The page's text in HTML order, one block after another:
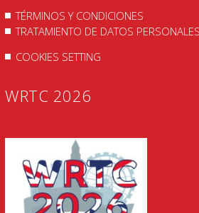
TÉRMINOS Y CONDICIONES
TRATAMIENTO DE DATOS PERSONALES
COOKIES SETTING
WRTC 2026